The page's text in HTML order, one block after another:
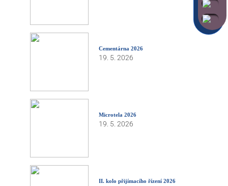
Cementárna 2026
19. 5. 2026
Microtela 2026
19. 5. 2026
II. kolo přijímacího řízení 2026